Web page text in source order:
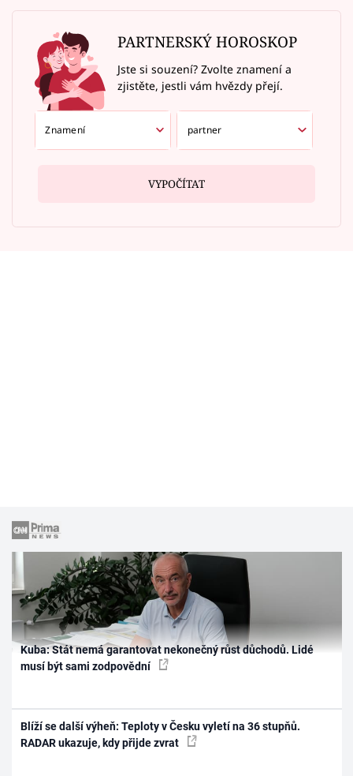
PARTNERSKÝ HOROSKOP
Jste si souzení? Zvolte znamení a
zjistěte, jestli vám hvězdy přejí.
VYPOČÍTAT
Kuba: Stát nemá garantovat nekonečný růst důchodů. Lidé
musí být sami zodpovědní
Blíží se další výheň: Teploty v Česku vyletí na 36 stupňů.
RADAR ukazuje, kdy přijde zvrat